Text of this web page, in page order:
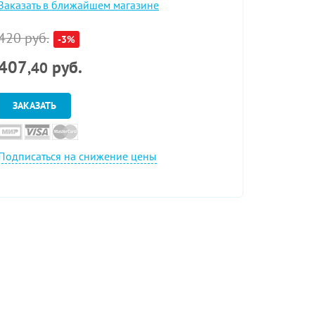
в ближайшем магазине
руб. -3%
,40 руб.
ЗАКАЗАТЬ
на снижение цены